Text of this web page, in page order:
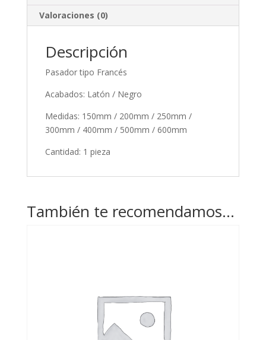
Valoraciones (0)
Descripción
Pasador tipo Francés
Acabados: Latón / Negro
Medidas: 150mm / 200mm / 250mm /
300mm / 400mm / 500mm / 600mm
Cantidad: 1 pieza
También te recomendamos…